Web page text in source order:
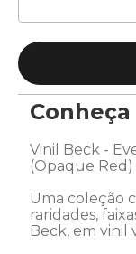
Vinil Beck -
(Opaque
Uma coleção
raridades,
Beck, em vinil